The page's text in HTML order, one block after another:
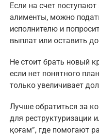
Если на счет
алименты, можно
исполнителю и
выплат или оставить
Не стоит брать новый
если нет понятного
только увеличивает
Лучше обратиться за
для реструктуризации
қоғам”, где помогают